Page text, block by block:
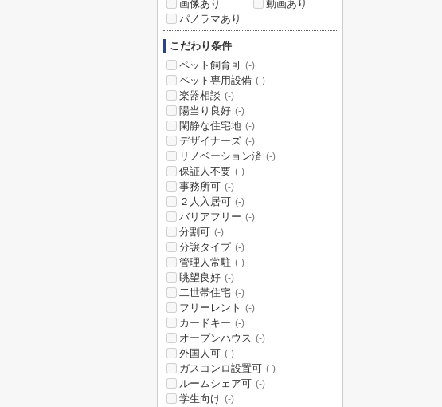
画像あり
動画あり
パノラマあり
こだわり条件
ペット飼育可 (-)
ペット専用設備 (-)
楽器相談 (-)
陽当り良好 (-)
閑静な住宅地 (-)
デザイナーズ (-)
リノベーション済 (-)
保証人不要 (-)
事務所可 (-)
２人入居可 (-)
バリアフリー (-)
分割可 (-)
分譲タイプ (-)
管理人常駐 (-)
眺望良好 (-)
二世帯住宅 (-)
フリーレント (-)
カードキー (-)
オープンハウス (-)
外国人可 (-)
ガスコンロ設置可 (-)
ルームシェア可 (-)
学生向け (-)